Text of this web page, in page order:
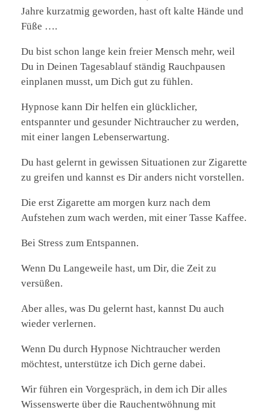
Jahre kurzatmig geworden, hast oft kalte Hände und
Füße ….
Du bist schon lange kein freier Mensch mehr, weil
Du in Deinen Tagesablauf ständig Rauchpausen
einplanen musst, um Dich gut zu fühlen.
Hypnose kann Dir helfen ein glücklicher,
entspannter und gesunder Nichtraucher zu werden,
mit einer langen Lebenserwartung.
Du hast gelernt in gewissen Situationen zur Zigarette
zu greifen und kannst es Dir anders nicht vorstellen.
Die erst Zigarette am morgen kurz nach dem
Aufstehen zum wach werden, mit einer Tasse Kaffee.
Bei Stress zum Entspannen.
Wenn Du Langeweile hast, um Dir, die Zeit zu
versüßen.
Aber alles, was Du gelernt hast, kannst Du auch
wieder verlernen.
Wenn Du durch Hypnose Nichtraucher werden
möchtest, unterstütze ich Dich gerne dabei.
Wir führen ein Vorgespräch, in dem ich Dir alles
Wissenswerte über die Rauchentwöhnung mit